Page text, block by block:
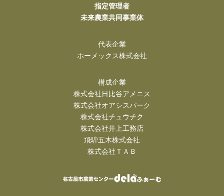
指定管理者
未来農業共同事業体
代表企業
ホーメックス株式会社
構成企業
株式会社日比谷アメニス
株式会社オアシスパーク
株式会社チュウチク
株式会社井上工務店
飛騨五木株式会社
株式会社ＴＡＢ